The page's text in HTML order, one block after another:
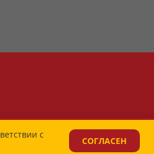
с
СОГЛАСЕН